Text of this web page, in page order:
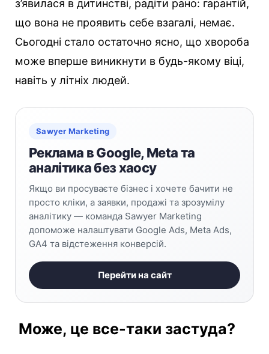
з’явилася в дитинстві, радіти рано: гарантій,
що вона не проявить себе взагалі, немає.
Сьогодні стало остаточно ясно, що хвороба
може вперше виникнути в будь-якому віці,
навіть у літніх людей.
Sawyer Marketing
Реклама в Google, Meta та
аналітика без хаосу
Якщо ви просуваєте бізнес і хочете бачити не
просто кліки, а заявки, продажі та зрозумілу
аналітику — команда Sawyer Marketing
допоможе налаштувати Google Ads, Meta Ads,
GA4 та відстеження конверсій.
Перейти на сайт
Може, це все-таки застуда?